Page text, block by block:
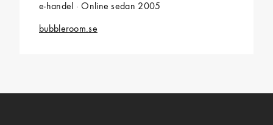
e-handel · Online sedan 2005
bubbleroom.se